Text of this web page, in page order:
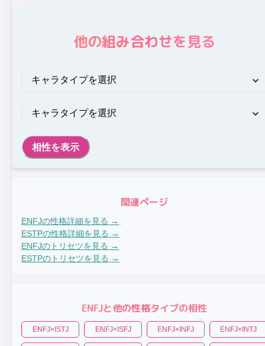
他の組み合わせを見る
相性を表示
関連ページ
ENFJの性格詳細を見る →
ESTPの性格詳細を見る →
ENFJのトリセツを見る →
ESTPのトリセツを見る →
ENFJと他の性格タイプの相性
ENFJ× ISTJ ENFJ× ISFJ ENFJ× INFJ ENFJ× INTJ